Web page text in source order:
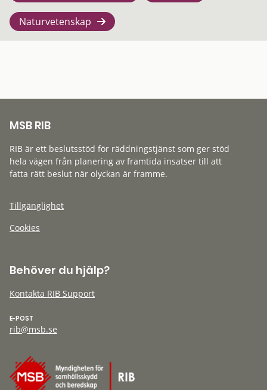
Naturvetenskap
MSB RIB
RIB är ett beslutsstöd för räddningstjänst som ger stöd
hela vägen från planering av framtida insatser till att
fatta rätt beslut när olyckan är framme.
Tillgänglighet
Cookies
Behöver du hjälp?
Kontakta RIB Support
E-POST
rib@msb.se